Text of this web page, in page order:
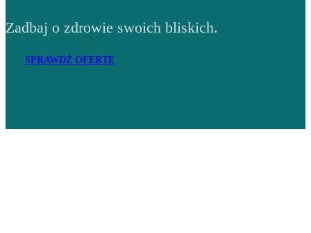
Zadbaj o zdrowie swoich bliskich.
SPRAWDŹ OFERTĘ